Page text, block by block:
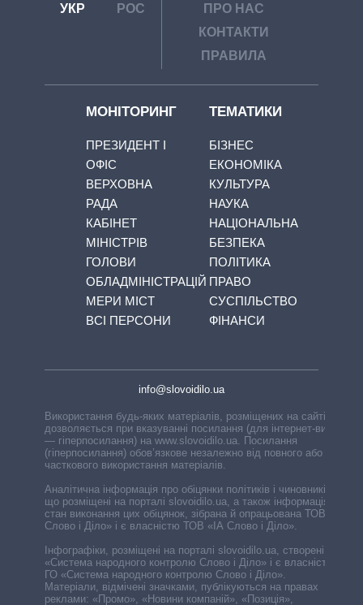
УКР РОС
ПРО НАС
КОНТАКТИ
ПРАВИЛА
МОНІТОРИНГ
ПРЕЗИДЕНТ І
ОФІС
ВЕРХОВНА
РАДА
КАБІНЕТ
МІНІСТРІВ
ГОЛОВИ
ОБЛАДМІНІСТРАЦІЙ
МЕРИ МІСТ
ВСІ ПЕРСОНИ
ТЕМАТИКИ
БІЗНЕС
ЕКОНОМІКА
КУЛЬТУРА
НАУКА
НАЦІОНАЛЬНА
БЕЗПЕКА
ПОЛІТИКА
ПРАВО
СУСПІЛЬСТВО
ФІНАНСИ
info@slovoidilo.ua
Використання будь-яких матеріалів, розміщених на сайті,
дозволяється при вказуванні посилання (для інтернет-видань
— гіперпосилання) на www.slovoidilo.ua. Посилання
(гіперпосилання) обов’язкове незалежно від повного або
часткового використання матеріалів.
Аналітична інформація про обіцянки політиків і чиновників,
що розміщені на порталі slovoidilo.ua, а також інформація про
стан виконання цих обіцянок, зібрана й опрацьована ТОВ «ІА
Слово і Діло» і є власністю ТОВ «ІА Слово і Діло».
Інфографіки, розміщені на порталі slovoidilo.ua, створені ГО
«Система народного контролю Слово і Діло» і є власністю
ГО «Система народного контролю Слово і Діло».
Матеріали, відмічені значками, публікуються на правах
реклами: «Промо», «Новини компаній», «Позиція»,